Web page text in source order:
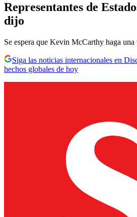
Representantes de
dijo
Se espera que Kevin McCarthy haga
Siga las noticias internacionales en
hechos globales de hoy